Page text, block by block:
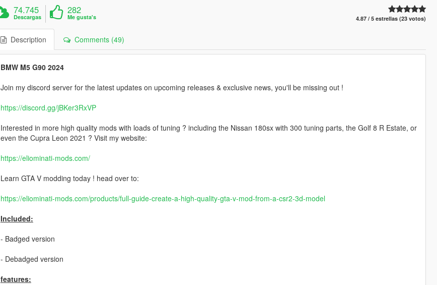
74.745
Descargas
282
Me gusta's 4.87 / 5 estrellas (23 votos)
Description Comments (49)
BMW M5 G90 2024
Join my discord server for the latest updates on upcoming releases & exclusive news, you'll be missing out !
https://discord.gg/jBKer3RxVP
Interested in more high quality mods with loads of tuning ? including the Nissan 180sx with 300 tuning parts, the Golf 8 R Estate, or
even the Cupra Leon 2021 ? Visit my website:
https://eliominati-mods.com/
Learn GTA V modding today ! head over to:
https://eliominati-mods.com/products/full-guide-create-a-high-quality-gta-v-mod-from-a-csr2-3d-model
Included:
- Badged version
- Debadged version
features: